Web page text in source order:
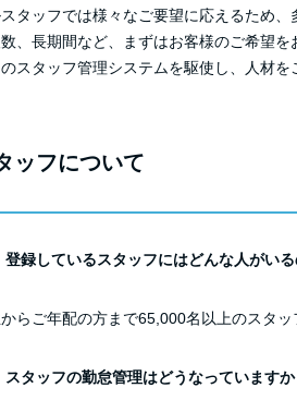
タッフでは様々なご要望に応えるため、
、長期間など、まずはお客様のご希望を
スタッフ管理システムを駆使し、人材を
ッフについて
登録しているスタッフにはどんな人がいる
らご年配の方まで65,000名以上のスタッ
スタッフの勤怠管理はどうなっていますか